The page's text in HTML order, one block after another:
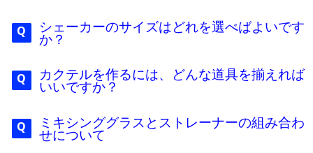
シェーカーのサイズはどれを選べばよいです
か？
カクテルを作るには、どんな道具を揃えれば
いいですか？
ミキシンググラスとストレーナーの組み合わ
せについて